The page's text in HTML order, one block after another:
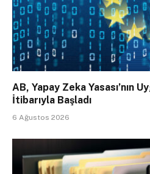
AB, Yapay Zeka Yasası’nın
İtibarıyla Başladı
6 Ağustos 2026